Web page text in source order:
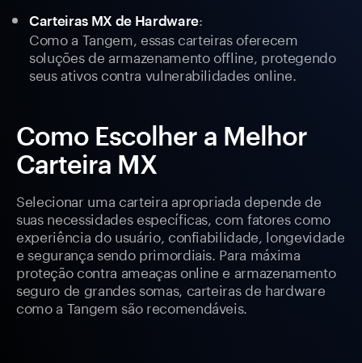
Carteiras MX de Hardware:
Como a Tangem, essas carteiras oferecem
soluções de armazenamento offline, protegendo
seus ativos contra vulnerabilidades online.
Como Escolher a Melhor
Carteira MX
Selecionar uma carteira apropriada depende de
suas necessidades específicas, com fatores como
experiência do usuário, confiabilidade, longevidade
e segurança sendo primordiais. Para máxima
proteção contra ameaças online e armazenamento
seguro de grandes somas, carteiras de hardware
como a Tangem são recomendáveis.